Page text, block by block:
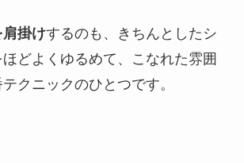
肩掛けするのも、きちんとしたシ
どよくゆるめて、こなれた雰囲
クニックのひとつです。